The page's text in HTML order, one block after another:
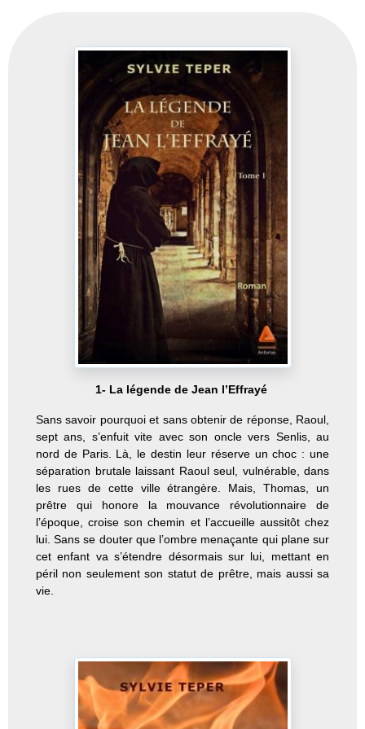
1- La légende de Jean l’Effrayé
Sans savoir pourquoi et sans obtenir de réponse, Raoul,
sept ans, s’enfuit vite avec son oncle vers Senlis, au
nord de Paris. Là, le destin leur réserve un choc : une
séparation brutale laissant Raoul seul, vulnérable, dans
les rues de cette ville étrangère. Mais, Thomas, un
prêtre qui honore la mouvance révolutionnaire de
l’époque, croise son chemin et l’accueille aussitôt chez
lui. Sans se douter que l’ombre menaçante qui plane sur
cet enfant va s’étendre désormais sur lui, mettant en
péril non seulement son statut de prêtre, mais aussi sa
vie.